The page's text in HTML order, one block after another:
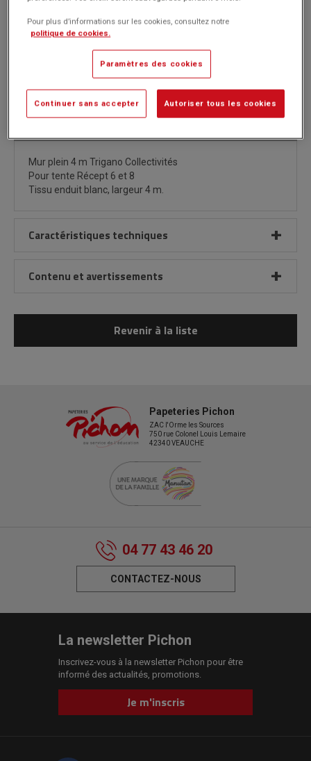
295.00€HT
(354.00€ )
Mur plein 4 m Trigano Collectivités
Pour tente Récept 6 et 8
Tissu enduit blanc, largeur 4 m.
Caractéristiques techniques
Contenu et avertissements
Revenir à la liste
Papeteries Pichon
ZAC l'Orme les Sources
750 rue Colonel Louis Lemaire
42340 VEAUCHE
04 77 43 46 20
CONTACTEZ-NOUS
La newsletter Pichon
Inscrivez-vous à la newsletter Pichon pour être
informé des actualités, promotions.
Je m'inscris
Pour plus d’informations sur les cookies, consultez notre
politique de cookies.
Paramètres des cookies
Continuer sans accepter Autoriser tous les cookies